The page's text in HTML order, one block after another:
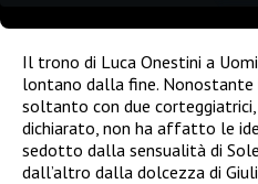
Il trono di Luca Onestini a
lontano dalla fine.
soltanto con due
dichiarato, non ha affatto le
sedotto dalla sensualità di
dall’altro dalla dolcezza di